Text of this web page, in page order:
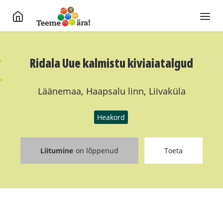
Ridala Uue kalmistu kiviaiatalgud
Läänemaa, Haapsalu linn, Liivaküla
Heakord
Liitumine on lõppenud Toeta